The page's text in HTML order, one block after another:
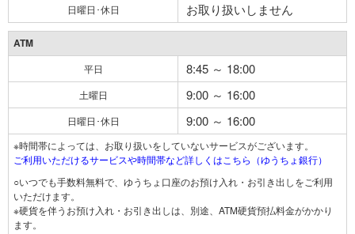
日曜日･休日 お取り扱いしません
ATM
平日 8:45 ～ 18:00
土曜日 9:00 ～ 16:00
日曜日･休日 9:00 ～ 16:00
※時間帯によっては、お取り扱いをしていないサービスがございます。
ご利用いただけるサービスや時間帯など詳しくはこちら（ゆうちょ銀行）
○いつでも手数料無料で、ゆうちょ口座のお預け入れ・お引き出しをご利用
いただけます。
※硬貨を伴うお預け入れ・お引き出しは、別途、ATM硬貨預払料金がかかり
ます。